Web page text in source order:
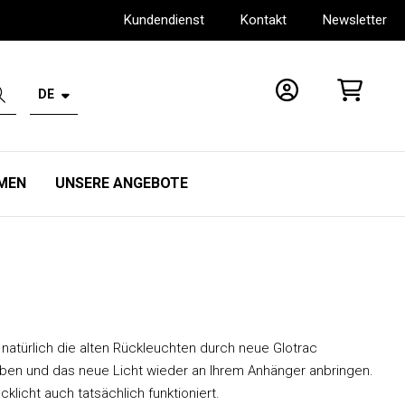
Kundendienst Kontakt Newsletter
DE
UNSERE ANGEBOTE
die alten Rückleuchten durch neue Glotrac
und das neue Licht wieder an Ihrem Anhänger anbringen.
auch tatsächlich funktioniert.